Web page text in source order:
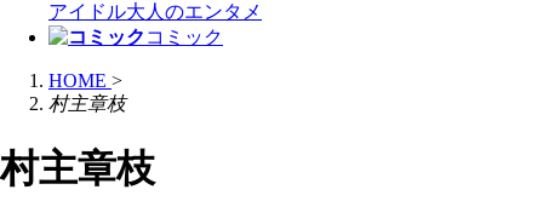
アイドル大人のエンタメ
コミック
HOME >
村主章枝
村主章枝